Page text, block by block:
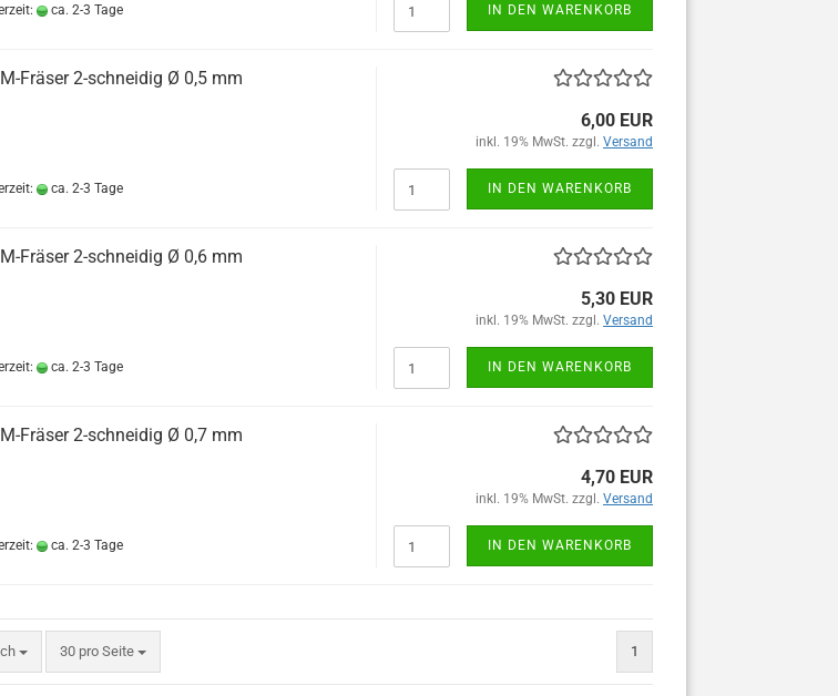
ca. 2-3 Tage IN DEN WARENKORB
Fräser 2-schneidig Ø 0,5 mm
ca. 2-3 Tage
6,00 EUR
inkl. 19% MwSt. zzgl. Versand
IN DEN WARENKORB
Fräser 2-schneidig Ø 0,6 mm
ca. 2-3 Tage
5,30 EUR
inkl. 19% MwSt. zzgl. Versand
IN DEN WARENKORB
Fräser 2-schneidig Ø 0,7 mm
ca. 2-3 Tage
4,70 EUR
inkl. 19% MwSt. zzgl. Versand
IN DEN WARENKORB
30 pro Seite
pro Seite 1